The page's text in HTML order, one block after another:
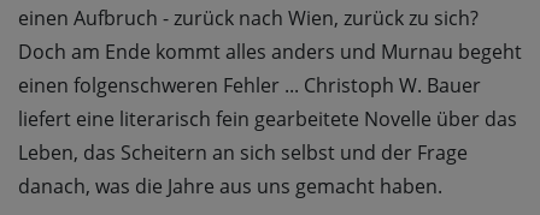
einen Aufbruch - zurück nach Wien, zurück zu sich?
Doch am Ende kommt alles anders und Murnau begeht
einen folgenschweren Fehler ... Christoph W. Bauer
liefert eine literarisch fein gearbeitete Novelle über das
Leben, das Scheitern an sich selbst und der Frage
danach, was die Jahre aus uns gemacht haben.